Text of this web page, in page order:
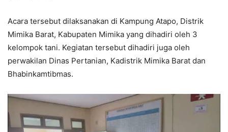
Acara tersebut dilaksanakan di Kampung Atapo, Distrik
Mimika Barat, Kabupaten Mimika yang dihadiri oleh 3
kelompok tani. Kegiatan tersebut dihadiri juga oleh
perwakilan Dinas Pertanian, Kadistrik Mimika Barat dan
Bhabinkamtibmas.